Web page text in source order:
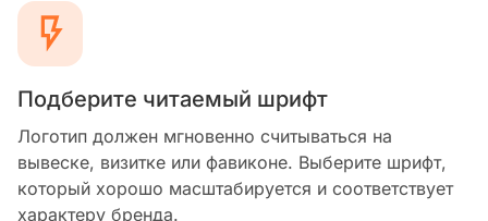
Подберите читаемый шрифт
Логотип должен мгновенно считываться на
вывеске, визитке или фавиконе. Выберите шрифт,
который хорошо масштабируется и соответствует
характеру бренда.